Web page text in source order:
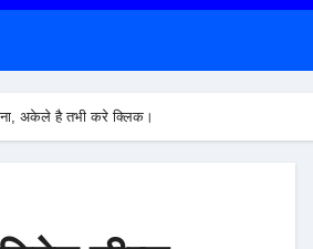
अकेले है तभी करे क्लिक।